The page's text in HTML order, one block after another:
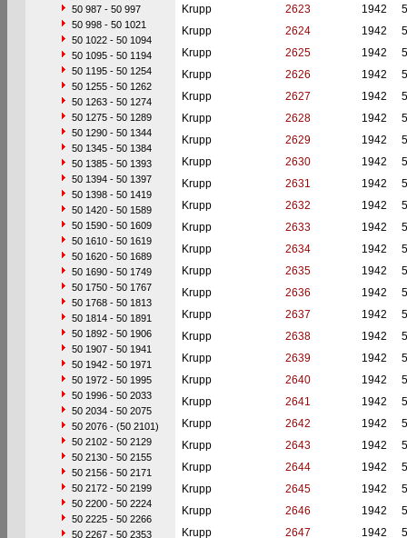
50 987 - 50 997
50 998 - 50 1021
50 1022 - 50 1094
50 1095 - 50 1194
50 1195 - 50 1254
50 1255 - 50 1262
50 1263 - 50 1274
50 1275 - 50 1289
50 1290 - 50 1344
50 1345 - 50 1384
50 1385 - 50 1393
50 1394 - 50 1397
50 1398 - 50 1419
50 1420 - 50 1589
50 1590 - 50 1609
50 1610 - 50 1619
50 1620 - 50 1689
50 1690 - 50 1749
50 1750 - 50 1767
50 1768 - 50 1813
50 1814 - 50 1891
50 1892 - 50 1906
50 1907 - 50 1941
50 1942 - 50 1971
50 1972 - 50 1995
50 1996 - 50 2033
50 2034 - 50 2075
50 2076 - (50 2101)
50 2102 - 50 2129
50 2130 - 50 2155
50 2156 - 50 2171
50 2172 - 50 2199
50 2200 - 50 2224
50 2225 - 50 2266
50 2267 - 50 2353
Krupp
2623 1942
Krupp
2624 1942
Krupp
2625 1942
Krupp
2626 1942
Krupp
2627 1942
Krupp
2628 1942
Krupp
2629 1942
Krupp
2630 1942
Krupp
2631 1942
Krupp
2632 1942
Krupp
2633 1942
Krupp
2634 1942
Krupp
2635 1942
Krupp
2636 1942
Krupp
2637 1942
Krupp
2638 1942
Krupp
2639 1942
Krupp
2640 1942
Krupp
2641 1942
Krupp
2642 1942
Krupp
2643 1942
Krupp
2644 1942
Krupp
2645 1942
Krupp
2646 1942
Krupp
2647 1942